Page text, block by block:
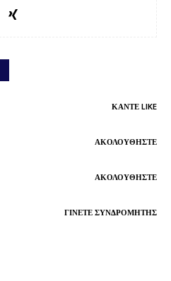
ΚΆΝΤΕ LIKE
ΑΚΟΛΟΥΘΉΣΤΕ
ΑΚΟΛΟΥΘΉΣΤΕ
ΓΊΝΕΤΕ ΣΥΝΔΡΟΜΗΤΉΣ